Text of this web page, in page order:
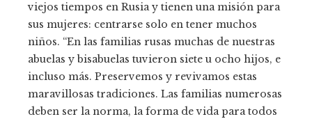
viejos tiempos en Rusia y tienen una misión para
sus mujeres: centrarse solo en tener muchos
niños. “En las familias rusas muchas de nuestras
abuelas y bisabuelas tuvieron siete u ocho hijos, e
incluso más. Preservemos y revivamos estas
maravillosas tradiciones. Las familias numerosas
deben ser la norma, la forma de vida para todos